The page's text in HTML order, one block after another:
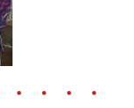
・・・